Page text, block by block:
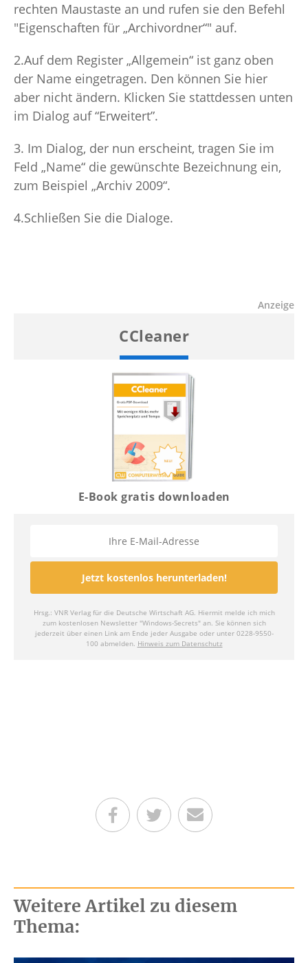
rechten Maustaste an und rufen sie den Befehl
"Eigenschaften für „Archivordner“" auf.
2.Auf dem Register „Allgemein“ ist ganz oben
der Name eingetragen. Den können Sie hier
aber nicht ändern. Klicken Sie stattdessen unten
im Dialog auf “Erweitert”.
3. Im Dialog, der nun erscheint, tragen Sie im
Feld „Name“ die gewünschte Bezeichnung ein,
zum Beispiel „Archiv 2009“.
4.Schließen Sie die Dialoge.
Teilen auf Facebook
Teilen auf Twitter
Per E-Mail senden
Weitere Artikel zu diesem
Thema: